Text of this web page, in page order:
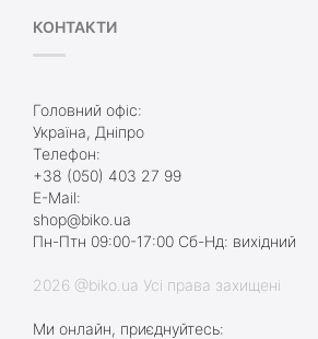
КОНТАКТИ
Головний офіс:
Україна, Дніпро
Телефон:
+38 (050) 403 27 99
E-Mail:
shop@biko.ua
Пн-Птн 09:00-17:00 Сб-Нд: вихідний
2026 @biko.ua Усі права захищені
Ми онлайн, приєднуйтесь: